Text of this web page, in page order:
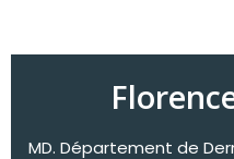
MD. Département de